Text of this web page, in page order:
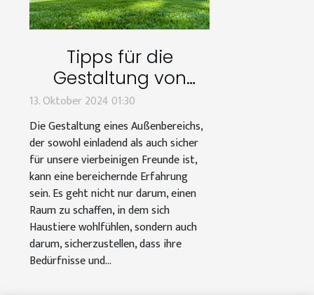
Tipps für die
Gestaltung von
haustierfreundlichen
Außenbereichen
13. Oktober 2024 01:30
Die Gestaltung eines Außenbereichs,
der sowohl einladend als auch sicher
für unsere vierbeinigen Freunde ist,
kann eine bereichernde Erfahrung
sein. Es geht nicht nur darum, einen
Raum zu schaffen, in dem sich
Haustiere wohlfühlen, sondern auch
darum, sicherzustellen, dass ihre
Bedürfnisse und...